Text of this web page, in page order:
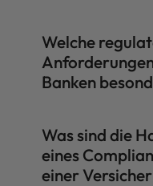
Welche
Banken
Was sind die
eines
einer